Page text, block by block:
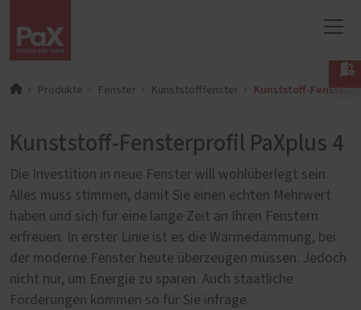
Produkte Fenster Kunststofffenster Kunststoff-
Kunststoff-Fensterprofil PaXplus 4
Die Investition in neue Fenster will wohlüberlegt sein.
Alles muss stimmen, damit Sie einen echten Mehrwert
haben und sich für eine lange Zeit an Ihren Fenstern
erfreuen. In erster Linie ist es die Wärmedämmung, bei
der moderne Fenster heute überzeugen müssen. Jedoch
nicht nur, um Energie zu sparen. Auch staatliche
Förderungen kommen so für Sie infrage.
